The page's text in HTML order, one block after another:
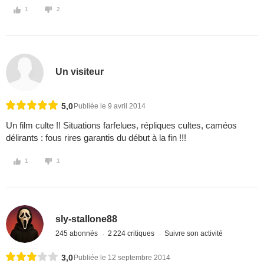
1 2
Un visiteur
5,0 Publiée le 9 avril 2014
Un film culte !! Situations farfelues, répliques cultes, caméos
délirants : fous rires garantis du début à la fin !!!
1 1
sly-stallone88
245 abonnés 2 224 critiques Suivre son activité
3,0 Publiée le 12 septembre 2014